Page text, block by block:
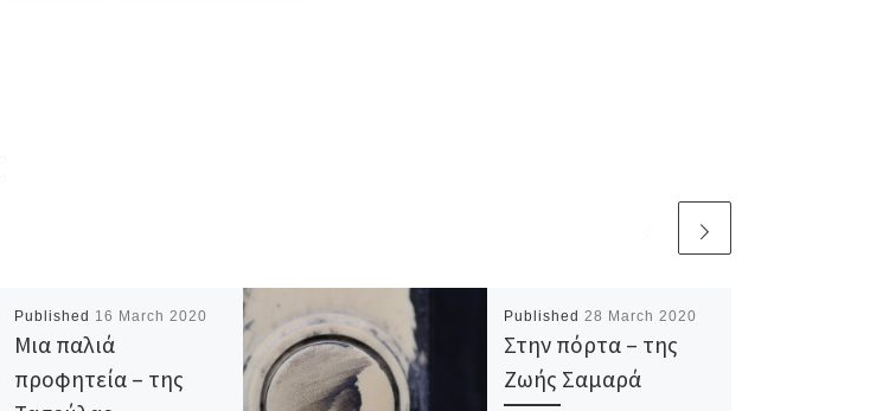
Published 16 March 2020
Μια παλιά
προφητεία – της
Published 28 March 2020
Στην πόρτα – της
Ζωής Σαμαρά